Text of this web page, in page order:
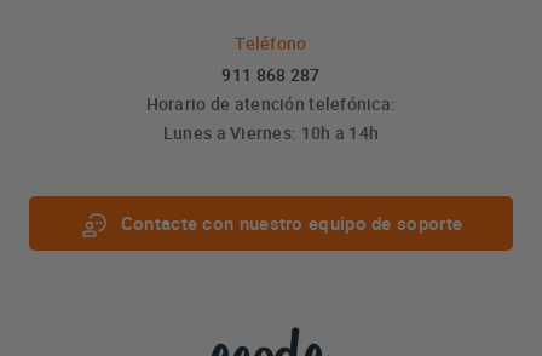
Teléfono
911 868 287
Horario de atención telefónica:
Lunes a Viernes: 10h a 14h
Contacte con nuestro equipo de soporte